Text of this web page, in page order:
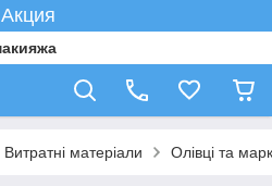
Акция
Витратні матеріали Олівці та